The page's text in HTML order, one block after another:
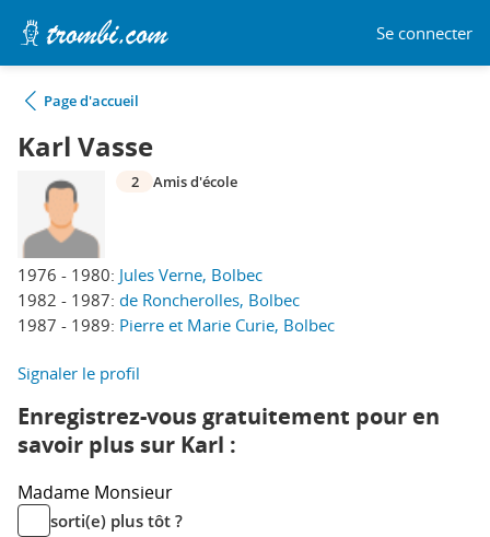
Se connecter
Page d'accueil
Karl Vasse
1976 - 1980: Jules Verne, Bolbec
1982 - 1987: de Roncherolles, Bolbec
1987 - 1989: Pierre et Marie Curie, Bolbec
2 Amis d'école
Signaler le profil
Enregistrez-vous gratuitement pour en
savoir plus sur Karl :
Madame Monsieur
sorti(e) plus tôt ?